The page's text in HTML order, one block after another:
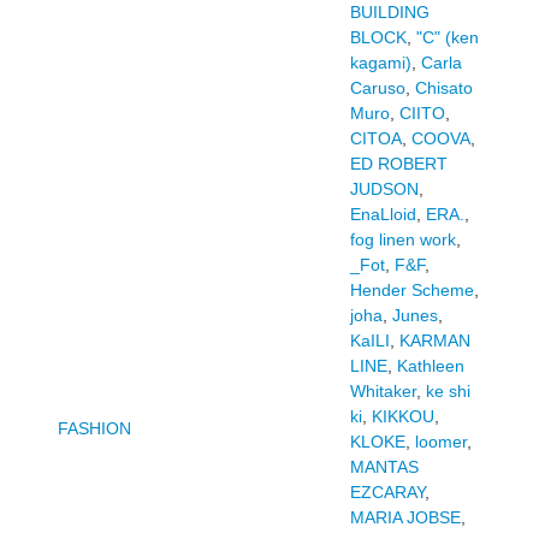
FASHION
BUILDING
BLOCK, "C" (ken
kagami) Carla
Caruso, Chisato
Muro, CIITO,
CITOA, COOVA,
ED ROBERT
JUDSON
EnaLloid
ERA.
fog linen work,
_Fot, F&F,
Hender Scheme,
joha Junes,
KaILI
KARMAN
LINE, Kathleen
Whitaker, ke shi
ki, KIKKOU
KLOKE, loomer,
MANTAS
EZCARAY,
MARIA JOBSE,